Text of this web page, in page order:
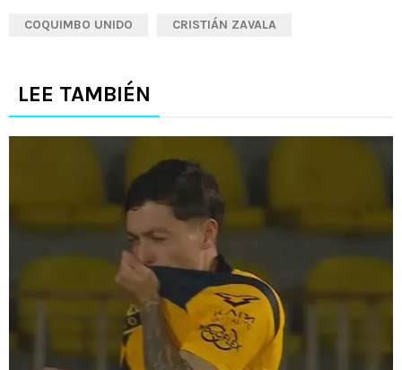
COQUIMBO UNIDO CRISTIÁN ZAVALA
LEE TAMBIÉN